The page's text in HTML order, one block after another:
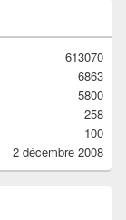
613070
6863
5800
258
100
2 décembre 2008